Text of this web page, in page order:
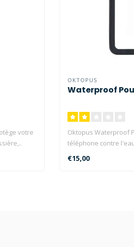
votre
OKTOPUS
Waterproof
Oktopus Waterproof
téléphone contre
€15,00